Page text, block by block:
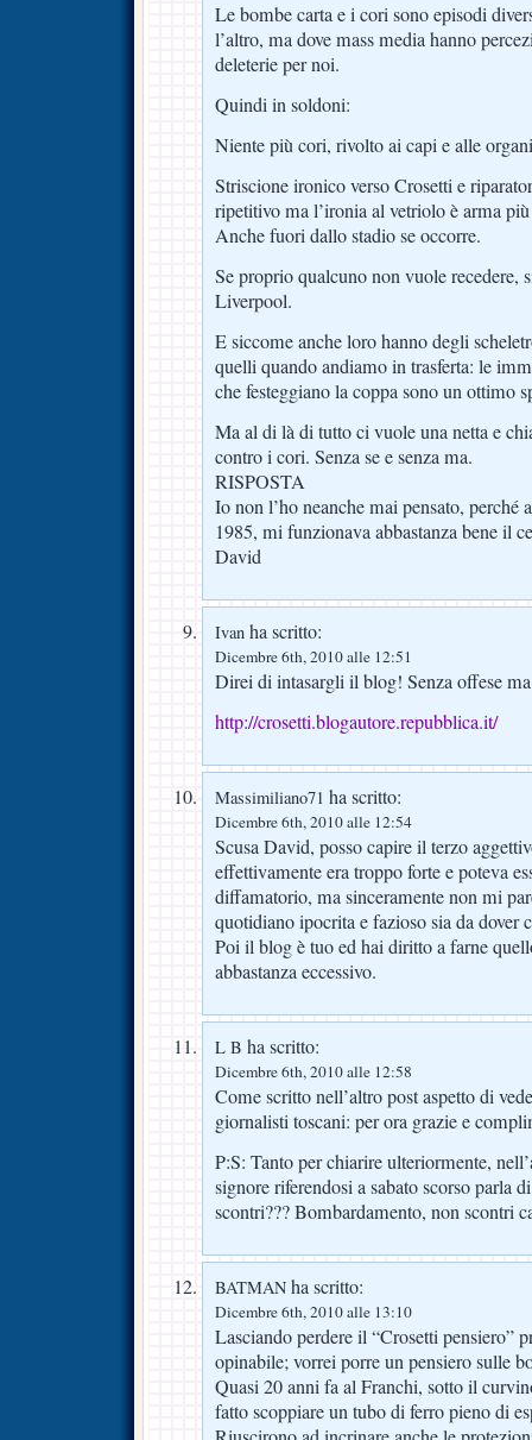
Le bombe carta e i cori sono episodi
l’altro, ma dove mass media hanno
deleterie per noi.
Quindi in soldoni:
Niente più cori, rivolto ai capi e alle
Striscione ironico verso Crosetti e
ripetitivo ma l’ironia al vetriolo è arma
Anche fuori dallo stadio se occorre.
Se proprio qualcuno non vuole recedere,
Liverpool.
E siccome anche loro hanno degli
quelli quando andiamo in trasferta: le
che festeggiano la coppa sono un ottimo
Ma al di là di tutto ci vuole una netta e
contro i cori. Senza se e senza ma.
RISPOSTA
Io non l’ho neanche mai pensato, perché
1985, mi funzionava abbastanza bene il
David
Ivan ha scritto:
Dicembre 6th, 2010 alle 12:51
Direi di intasargli il blog! Senza offese
http://crosetti.blogautore.repubblica.it/
Massimiliano71 ha scritto:
Dicembre 6th, 2010 alle 12:54
Scusa David, posso capire il terzo
effettivamente era troppo forte e poteva
diffamatorio, ma sinceramente non mi
quotidiano ipocrita e fazioso sia da dover
Poi il blog è tuo ed hai diritto a farne
abbastanza eccessivo.
L B ha scritto:
Dicembre 6th, 2010 alle 12:58
Come scritto nell’altro post aspetto di
giornalisti toscani: per ora grazie e
P:S: Tanto per chiarire ulteriormente,
signore riferendosi a sabato scorso parla
scontri??? Bombardamento, non scontri
BATMAN ha scritto:
Dicembre 6th, 2010 alle 13:10
Lasciando perdere il “Crosetti pensiero”
opinabile; vorrei porre un pensiero sulle
Quasi 20 anni fa al Franchi, sotto il
fatto scoppiare un tubo di ferro pieno di